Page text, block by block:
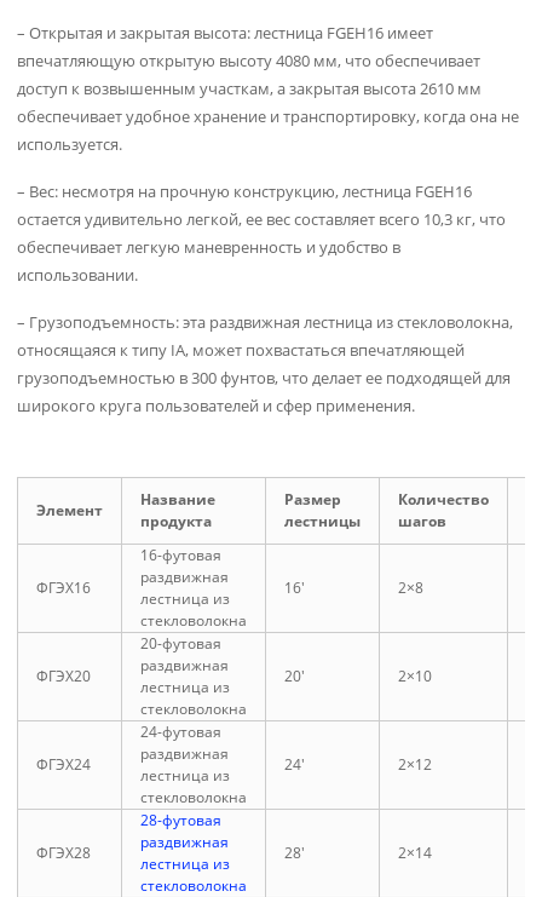
– Открытая и закрытая высота: лестница FGEH16 имеет
впечатляющую открытую высоту 4080 мм, что обеспечивает
доступ к возвышенным участкам, а закрытая высота 2610 мм
обеспечивает удобное хранение и транспортировку, когда она не
используется.
– Вес: несмотря на прочную конструкцию, лестница FGEH16
остается удивительно легкой, ее вес составляет всего 10,3 кг, что
обеспечивает легкую маневренность и удобство в
использовании.
– Грузоподъемность: эта раздвижная лестница из стекловолокна,
относящаяся к типу IA, может похвастаться впечатляющей
грузоподъемностью в 300 фунтов, что делает ее подходящей для
широкого круга пользователей и сфер применения.
Элемент
Название
продукта
Размер
лестницы
Количество
шагов
ФГЭХ16
16-футовая
раздвижная
лестница из
стекловолокна
16′ 2×8
ФГЭХ20
20-футовая
раздвижная
лестница из
стекловолокна
20′ 2×10
ФГЭХ24
24-футовая
раздвижная
лестница из
стекловолокна
24′ 2×12
ФГЭХ28
28-футовая
раздвижная
лестница из
стекловолокна
28′ 2×14